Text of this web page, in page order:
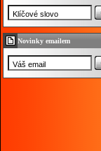
Novinky emailem